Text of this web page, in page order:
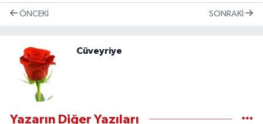
ÖNCEKI SONRAKI
Cüveyriye
Yazarın Diğer Yazıları